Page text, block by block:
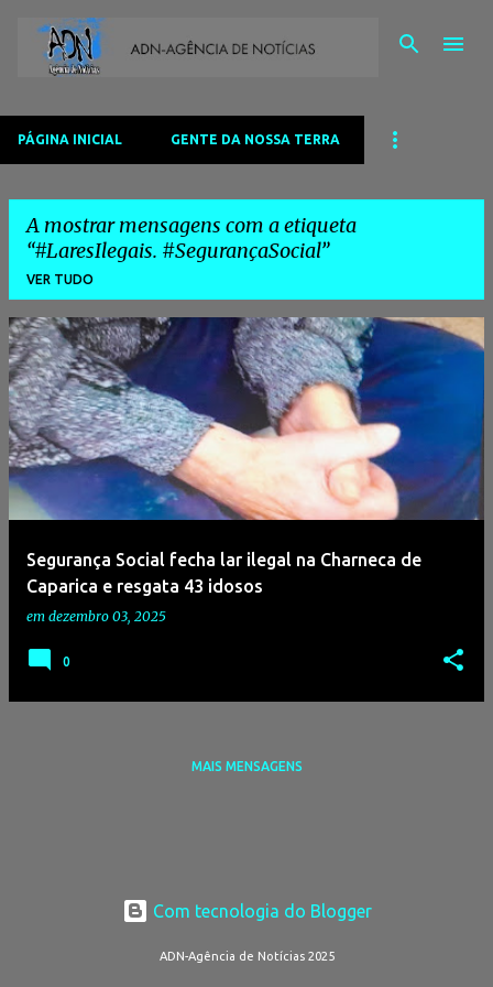
PÁGINA INICIAL GENTE DA NOSSA TERRA
A mostrar mensagens com a etiqueta
#LaresIlegais. #SegurançaSocial
VER TUDO
M
e
n
s
a
g
Segurança Social fecha lar ilegal na Charneca de
Caparica e resgata 43 idosos
em dezembro 03, 2025
0
MAIS MENSAGENS
Com tecnologia do Blogger
ADN-Agência de Notícias 2025